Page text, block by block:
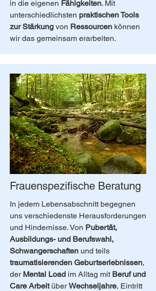
in die eigenen Fähigkeiten. Mit
unterschiedlichsten praktischen Tools
zur Stärkung von Ressourcen können
wir das gemeinsam erarbeiten.
Frauenspezifische Beratung
In jedem Lebensabschnitt begegnen
uns verschiedenste Herausforderungen
und Hindernisse. Von Pubertät,
Ausbildungs- und Berufswahl,
Schwangerschaften und teils
traumatisierenden Geburtserlebnissen,
der Mental Load im Alltag mit Beruf und
Care ArbeitüberWechseljahre, Eintritt